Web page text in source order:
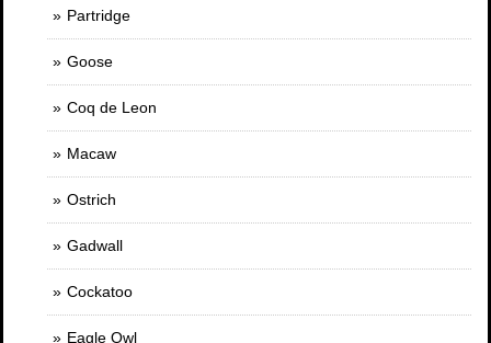
Partridge
Goose
Coq de Leon
Macaw
Ostrich
Gadwall
Cockatoo
Eagle Owl